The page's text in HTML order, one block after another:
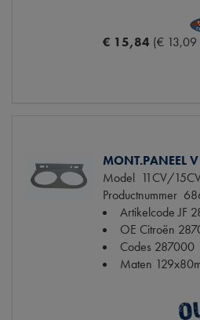
€ 15,84 (€ 13,09
MONT.PANEEL
Model 11CV/
Productnummer
Artikelcode JF
OE Citroën
Codes 287000
Maten